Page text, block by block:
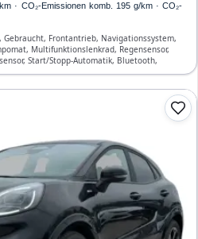
· CO₂-Emissionen komb. 195 g/km · CO₂-
Gebraucht, Frontantrieb, Navigationssystem,
Multifunktionslenkrad, Regensensor,
Start/Stopp-Automatik, Bluetooth,
Erkennung, ESP, ABS, Klimaautomatik,